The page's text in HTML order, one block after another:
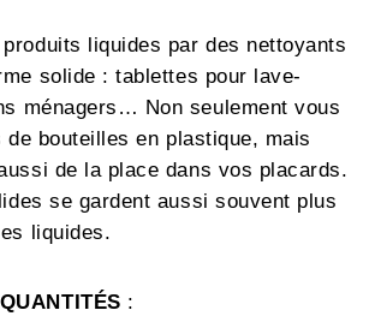
liquides par des nettoyants
solide : tablettes pour lave-
ménagers… Non seulement vous
bouteilles en plastique, mais
de la place dans vos placards.
se gardent aussi souvent plus
liquides.
: